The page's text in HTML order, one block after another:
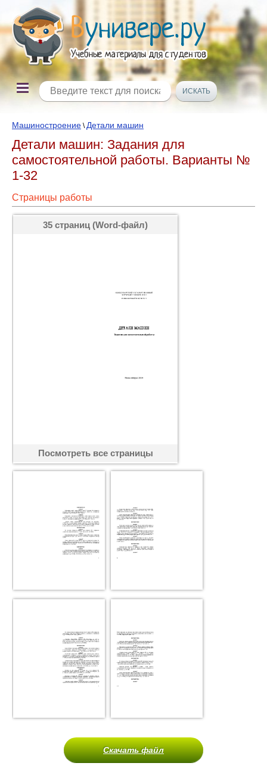
Машиностроение \ Детали машин
Детали машин: Задания для
самостоятельной работы. Варианты №
1-32
Страницы работы
35 страниц (Word-файл)
Посмотреть все страницы
Скачать файл